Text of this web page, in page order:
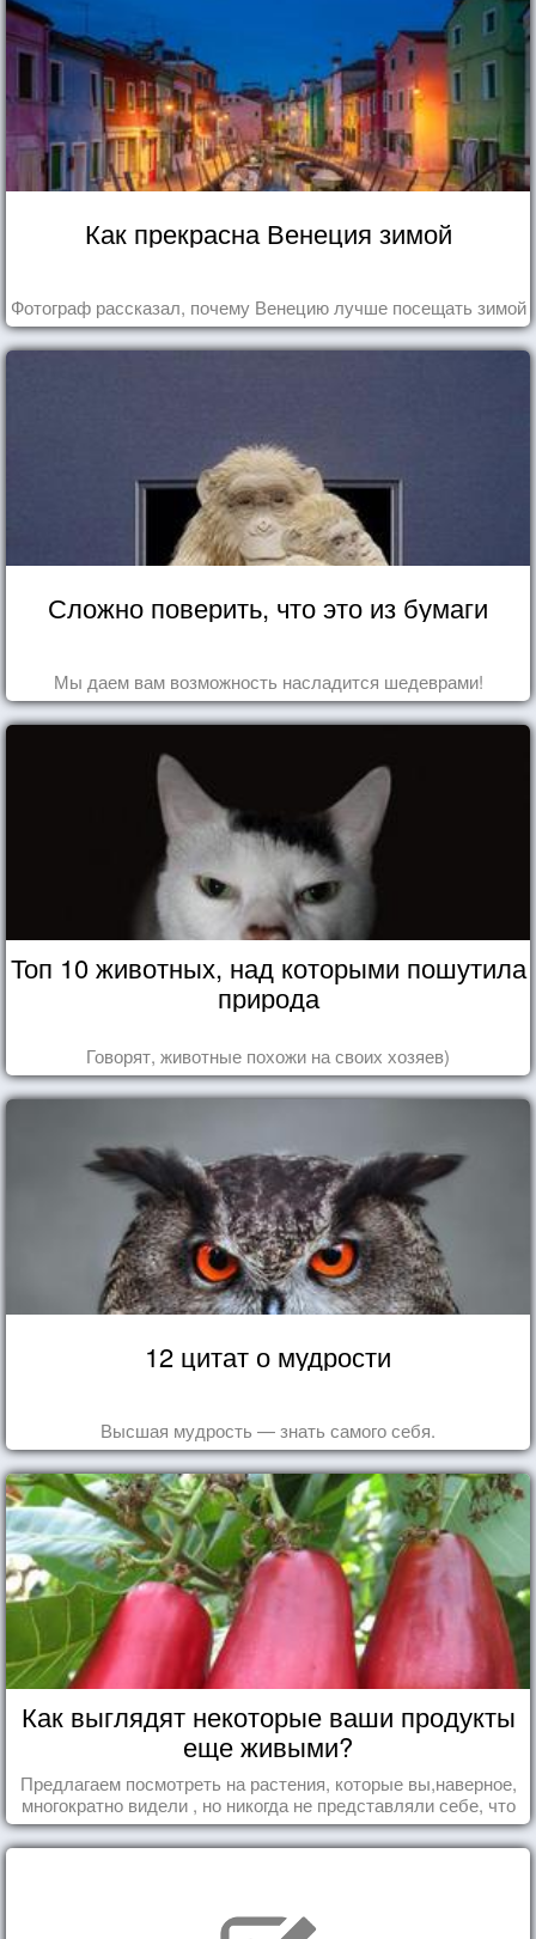
Как прекрасна Венеция зимой
Фотограф рассказал, почему Венецию лучше посещать зимой
Сложно поверить, что это из бумаги
Мы даем вам возможность насладится шедеврами!
Топ 10 животных, над которыми пошутила
природа
Говорят, животные похожи на своих хозяев)
12 цитат о мудрости
Высшая мудрость — знать самого себя.
Как выглядят некоторые ваши продукты
еще живыми?
Предлагаем посмотреть на растения, которые вы,наверное,
многократно видели , но никогда не представляли себе, что
употребляете их в пищу.